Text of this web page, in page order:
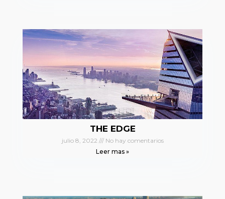
THE EDGE
julio 8, 2022
No hay comentarios
Leer mas »